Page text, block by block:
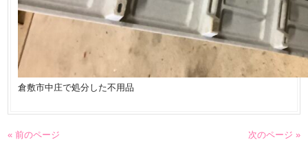
倉敷市中庄で処分した不用品
« 前のページ 次のページ »